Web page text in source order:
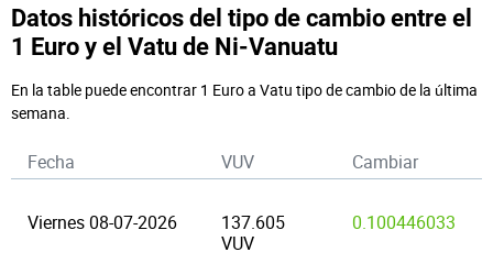
Datos históricos del tipo de cambio entre el
1 Euro y el Vatu de Ni-Vanuatu
En la table puede encontrar 1 Euro a Vatu tipo de cambio de la última
semana.
Fecha VUV Cambiar
Viernes 08-07-2026
137.605
VUV
0.100446033